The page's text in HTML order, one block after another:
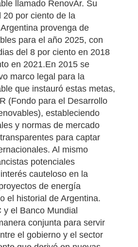
llamado RenovAr. Su
20 por ciento de la
provenga de
para el año 2025, con
del 8 por ciento en 2018
en 2021.En 2015 se
marco legal para la
que instauró estas metas,
(Fondo para el Desarrollo
estableciendo
y normas de mercado
para captar
Al mismo
potenciales
cauteloso en la
de energía
el historial de Argentina.
y el Banco Mundial
conjunta para servir
el gobierno y el sector